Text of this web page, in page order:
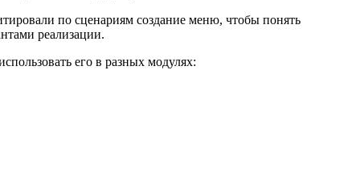
по сценариям создание меню, чтобы понять
реализации.
его в разных модулях: